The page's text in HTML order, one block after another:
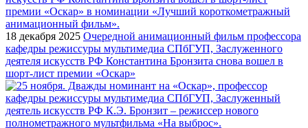
18 декабря 2025 Очередной анимационный фильм профессора
кафедры режиссуры мультимедиа СПбГУП, Заслуженного
деятеля искусств РФ Константина Бронзита снова вошел в
шорт-лист премии «Оскар»